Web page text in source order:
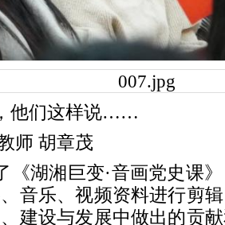
他们这样说……
师 胡章茂
《湖湘巨变·音画党史课
音乐、视频资料进行剪
建设与发展中做出的贡